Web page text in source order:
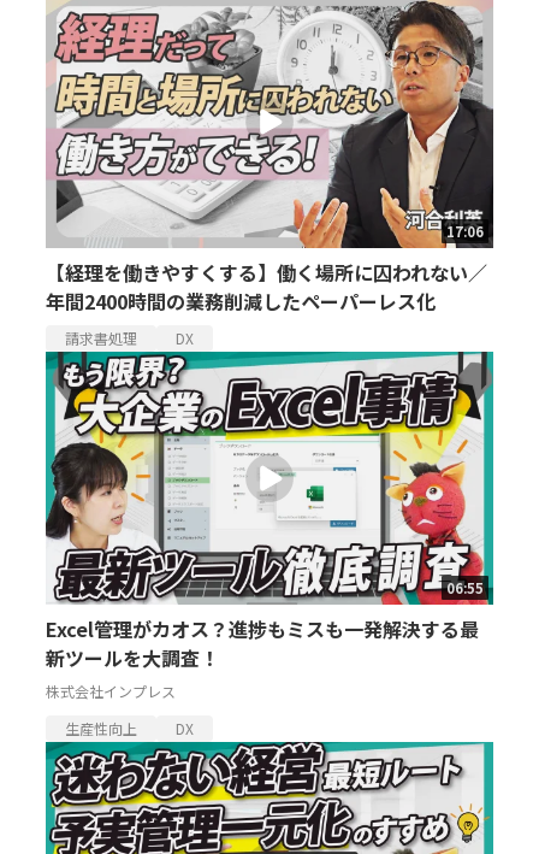
17:06
【経理を働きやすくする】働く場所に囚われない／
年間2400時間の業務削減したペーパーレス化
請求書処理 DX
06:55
Excel管理がカオス？進捗もミスも一発解決する最
新ツールを大調査！
株式会社インプレス
生産性向上
DX